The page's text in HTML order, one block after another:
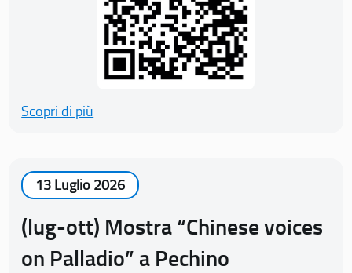
Scopri di più
13 Luglio 2026
(lug-ott) Mostra “Chinese voices
on Palladio” a Pechino